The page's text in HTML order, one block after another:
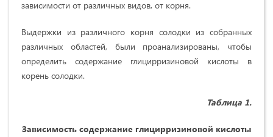
зависимости от различных видов, от корня.
Выдержки из различного корня солодки из собранных
различных областей, были проанализированы, чтобы
определить содержание глицирризиновой кислоты в
корень солодки.
Таблица 1.
Зависимость содержание глицирризиновой кислоты